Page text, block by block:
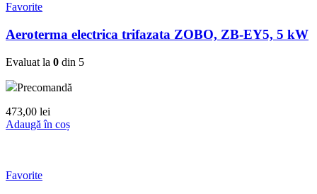
Favorite
Aeroterma electrica trifazata ZOBO, ZB-EY5, 5 kW
Evaluat la 0 din 5
Precomandă
473,00 lei
Adaugă în coș
Favorite